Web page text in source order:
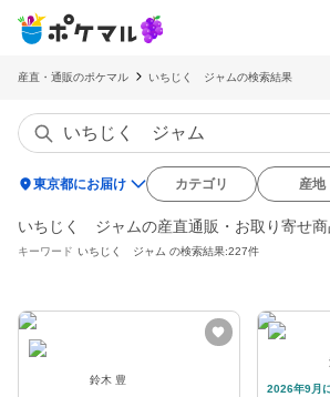
産直・通販のポケマル いちじく ジャムの検索結果
location_on東京都にお届け カテゴリ 産地
いちじく ジャムの産直通販・お取り寄せ商
キーワード いちじく ジャム の検索結果:227件
鈴木 豊
2026年9月